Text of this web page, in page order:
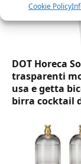
Cookie Policy
DOT Horeca
trasparenti
usa e getta
birra cocktail